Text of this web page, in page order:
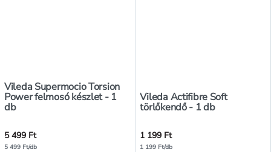
Vileda Supermocio Torsion
Power felmosó készlet - 1
db
5 499 Ft
5 499 Ft/db
Vileda Actifibre Soft
törlőkendő - 1 db
1 199 Ft
1 199 Ft/db